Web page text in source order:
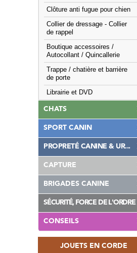
Clôture anti fugue pour chien
Collier de dressage - Collier
de rappel
Boutique accessoires /
Autocollant / Quincallerie
Trappe / chatière et barrière
de porte
Librairie et DVD
CHATS
SPORT CANIN
PROPRETÉ CANINE & UR...
CAPTURE
BRIGADES CANINE
SÉCURITÉ, FORCE DE L'ORDRE
CONSEILS
JOUETS EN CORDE